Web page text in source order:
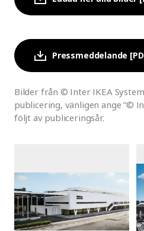
Pressmeddelande
Bilder från © Inter IKEA
publicering, vänligen ange ”©
följt av publiceringsår.